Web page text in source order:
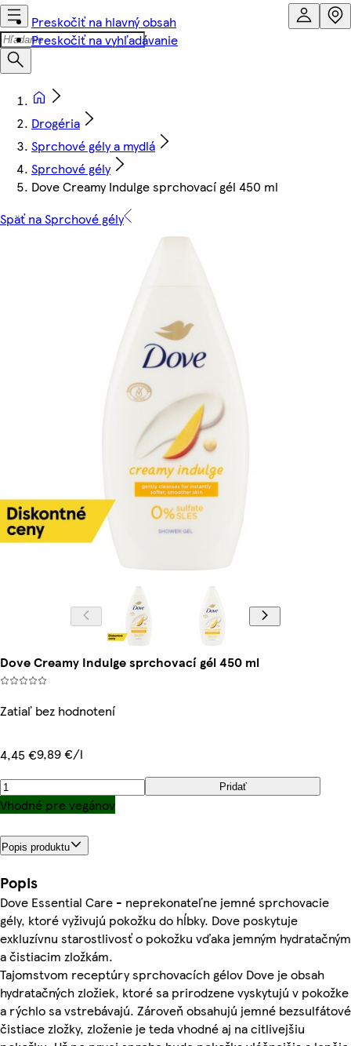
Preskočiť na hlavný obsah
Preskočiť na vyhľadávanie
Drogéria
Sprchové gély a mydlá
Sprchové gély
Dove Creamy Indulge sprchovací gél 450 ml
Späť na Sprchové gély
Dove Creamy Indulge sprchovací gél 450 ml
Zatiaľ bez hodnotení
4,45 €9,89 €/l
Pridať
Vhodné pre vegánov
Popis produktu
Popis
Dove Essential Care - neprekonateľne jemné sprchovacie
gély, ktoré vyživujú pokožku do hĺbky. Dove poskytuje
exkluzívnu starostlivosť o pokožku vďaka jemným hydratačným
a čistiacim zložkám.
Tajomstvom receptúry sprchovacích gélov Dove je obsah
hydratačných zložiek, ktoré sa prirodzene vyskytujú v pokožke
a rýchlo sa vstrebávajú. Zároveň obsahujú jemné bezsulfátové
čistiace zložky, zloženie je teda vhodné aj na citlivejšiu